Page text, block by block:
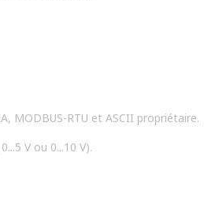
MODBUS-RTU et ASCII propriétaire.
V ou 0...10 V).